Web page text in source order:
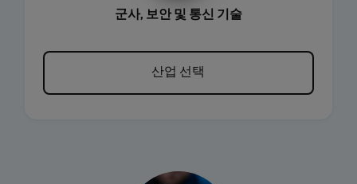
군사, 보안 및 통신 기술
산업 선택